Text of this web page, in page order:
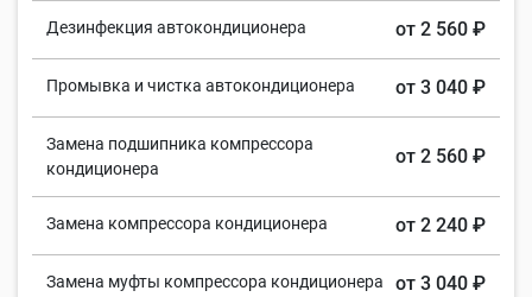
Дезинфекция автокондиционера от 2 560 ₽
Промывка и чистка автокондиционера от 3 040 ₽
Замена подшипника компрессора
кондиционера
от 2 560 ₽
Замена компрессора кондиционера от 2 240 ₽
Замена муфты компрессора кондиционера от 3 040 ₽